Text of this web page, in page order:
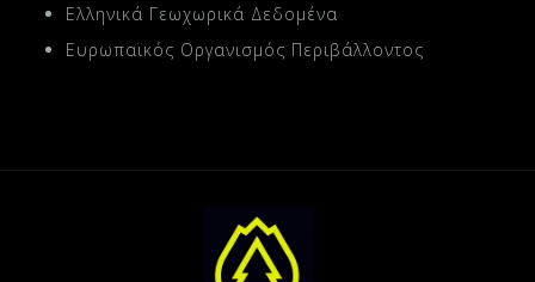
Ελληνικά Γεωχωρικά Δεδομένα
Ευρωπαϊκός Οργανισμός Περιβάλλοντος